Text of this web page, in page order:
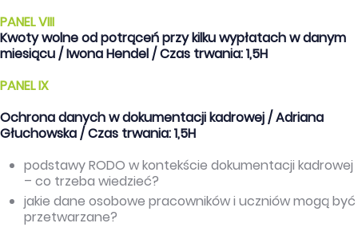
PANEL VIII
Kwoty wolne od potrąceń przy kilku wypłatach w danym
miesiącu / Iwona Hendel / Czas trwania: 1,5H
PANEL IX
Ochrona danych w dokumentacji kadrowej / Adriana
Głuchowska / Czas trwania: 1,5H
podstawy RODO w kontekście dokumentacji kadrowej
– co trzeba wiedzieć?
jakie dane osobowe pracowników i uczniów mogą być
przetwarzane?